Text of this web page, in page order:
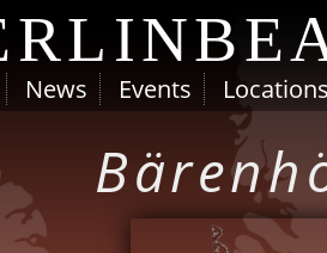
News Events Locations